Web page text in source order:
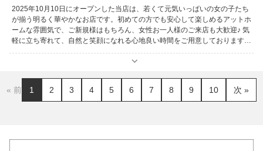
2025年10月10日にオープンした当店は、若くて元気いっぱいの女の子たち
が揃う明るく華やかなお店です。初めての方でも安心して楽しめるアットホ
ームな雰囲気で、ご新規様はもちろん、女性お一人様のご来店も大歓迎♪ 気
軽に立ち寄れて、自然と笑顔になれる心地良い時間をご用意しております。
ぜひ一度遊びにいらしてください！皆様のご来店を心よりお待ちしていま
« 前 1 2 3 4 5 6 7 8 9 10 次 »